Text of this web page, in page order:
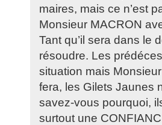
maires, mais ce n’est
Monsieur MACRON
Tant qu’il sera dans le
résoudre. Les
situation mais
fera, les Gilets Jaunes
savez-vous pourquoi,
surtout une